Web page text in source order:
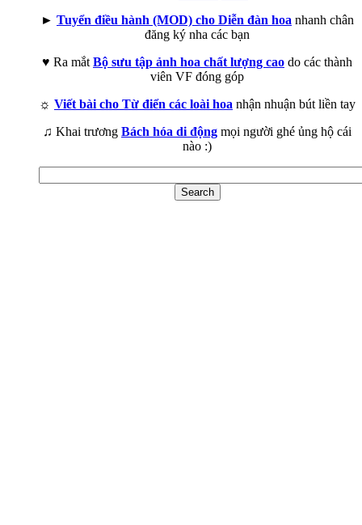
► Tuyển điều hành (MOD) cho Diễn đàn hoa nhanh chân
đăng ký nha các bạn
♥ Ra mắt Bộ sưu tập ảnh hoa chất lượng cao do các thành
viên VF đóng góp
☼ Viết bài cho Từ điển các loài hoa nhận nhuận bút liền tay
♫ Khai trương Bách hóa di động mọi người ghé ủng hộ cái
nào :)